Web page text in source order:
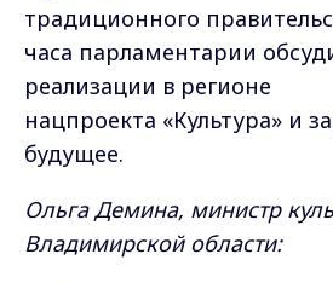
традиционного
часа парламентарии
реализации в регионе
нацпроекта «Культура» и
будущее.
Ольга Демина, министр
Владимирской области: